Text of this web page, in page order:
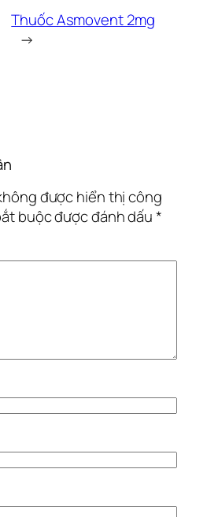
Thuốc Asmovent 2mg
→
được hiển thị công
buộc được đánh dấu*